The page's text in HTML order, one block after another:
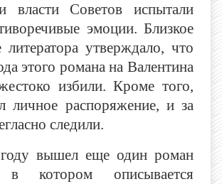
власти Советов испытали
эмоции. Близкое
литератора утверждало, что
этого романа на Валентина
избили. Кроме того,
личное распоряжение, и за
следили.
вышел еще один роман
в котором описывается